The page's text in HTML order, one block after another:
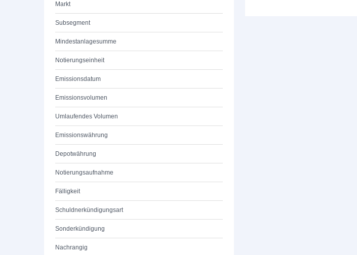
Markt
Subsegment
Mindestanlagesumme
Notierungseinheit
Emissionsdatum
Emissionsvolumen
Umlaufendes Volumen
Emissionswährung
Depotwährung
Notierungsaufnahme
Fälligkeit
Schuldnerkündigungsart
Sonderkündigung
Nachrangig